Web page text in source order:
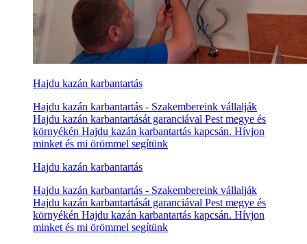
Hajdu kazán karbantartás
Hajdu kazán karbantartás - Szakembereink vállalják
Hajdu kazán karbantartását garanciával Pest megye és
környékén Hajdu kazán karbantartás kapcsán. Hívjon
minket és mi örömmel segítünk
Hajdu kazán karbantartás
Hajdu kazán karbantartás - Szakembereink vállalják
Hajdu kazán karbantartását garanciával Pest megye és
környékén Hajdu kazán karbantartás kapcsán. Hívjon
minket és mi örömmel segítünk